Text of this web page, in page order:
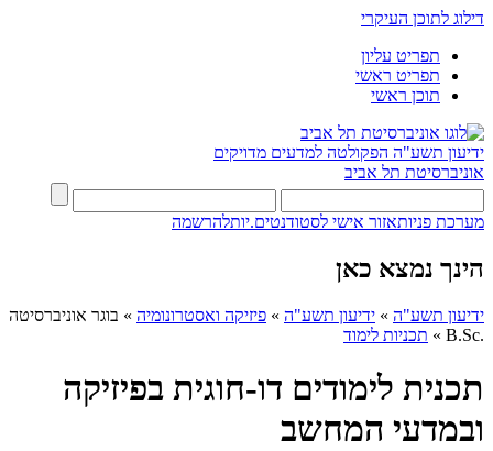
דילוג לתוכן העיקרי
תפריט עליון
תפריט ראשי
תוכן ראשי
ידיעון תשע"ה הפקולטה למדעים מדויקים
אוניברסיטת תל אביב
מערכת פניותאזור אישי לסטודנטים.יותלהרשמה
הינך נמצא כאן
ידיעון תשע"ה » ידיעון תשע"ה » פיזיקה ואסטרונומיה » בוגר אוניברסיטה
.B.Sc
» תכניות לימוד
תכנית לימודים דו-חוגית בפיזיקה
ובמדעי המחשב